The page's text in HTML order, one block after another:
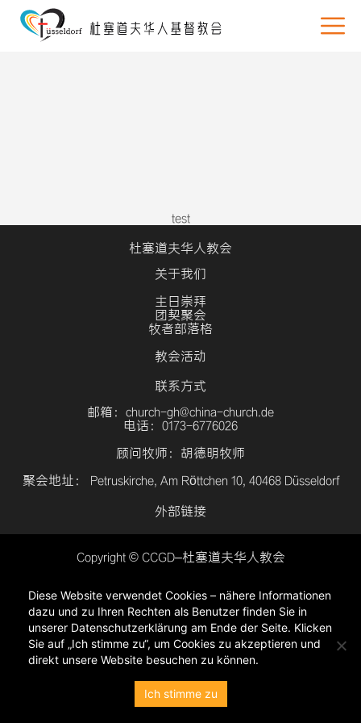
test
杜塞道夫华人教会
关于我们
主日崇拜
团契聚会
牧者部落格
教会活动
联系方式
邮箱：church-gh@china-church.de
电话：0173-6776026
顾问牧师：胡德明牧师
聚会地址： Petruskirche, Am Röttchen 10, 40468 Düsseldorf
外部链接
Copyright © CCGD–杜塞道夫华人教会
隐私政策
Diese Website verwendet Cookies – nähere Informationen
dazu und zu Ihren Rechten als Benutzer finden Sie in
unserer Datenschutzerklärung am Ende der Seite. Klicken
Sie auf „Ich stimme zu“, um Cookies zu akzeptieren und
direkt unsere Website besuchen zu können.
Ich stimme zu